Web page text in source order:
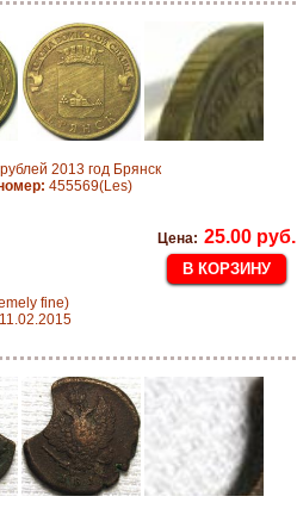
2013 год Брянск
455569(Les)
fine)
11.02.2015
Цена: 25.00 руб.